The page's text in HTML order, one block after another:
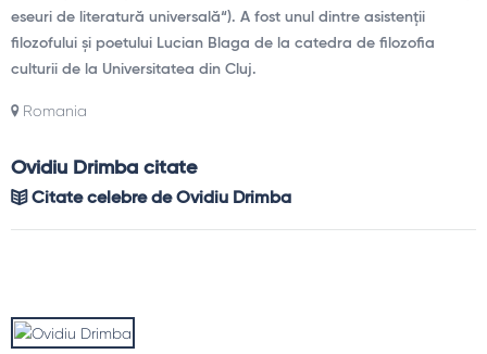
eseuri de literatură universală“). A fost unul dintre asistenții
filozofului și poetului Lucian Blaga de la catedra de filozofia
culturii de la Universitatea din Cluj.
Romania
Ovidiu Drimba citate
Citate celebre de Ovidiu Drimba